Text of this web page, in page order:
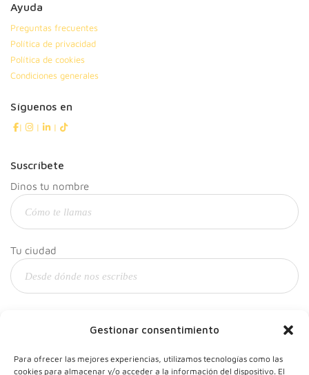
Gestionar consentimiento
Para ofrecer las mejores experiencias, utilizamos tecnologías como las
cookies para almacenar y/o acceder a la información del dispositivo. El
Ayuda
Preguntas frecuentes
Política de privacidad
Política de cookies
Condiciones generales
Síguenos en
| | |
Suscríbete
Dinos tu nombre
Tu ciudad